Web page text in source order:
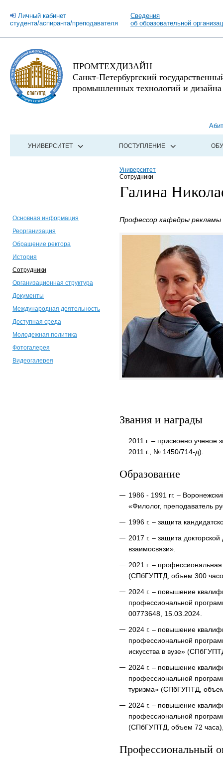
Личный кабинет
студента/аспиранта/преподавателя
Сведения
об образовательной
ПРОМТЕХДИЗАЙН
Санкт-Петербургский
промышленных технологий и дизайна
УНИВЕРСИТЕТ ПОСТУПЛЕНИЕ
Университет
Сотрудники
Галина
Основная информация
Реорганизация
Обращение ректора
История
Сотрудники
Организационная структура
Документы
Международная деятельность
Доступная среда
Молодежная политика
Фотогалерея
Видеогалерея
Профессор кафедры рекламы
Звания и награды
2011 г. – присвоено
2011 г., № 1450/714-д).
Образование
1986 - 1991 гг. –
«Филолог, преподаватель
1996 г. – защита
2017 г. – защита
взаимосвязи».
2021 г. –
(СПбГУПТД, объем 300
2024 г. – повышение
профессиональной
00773648, 15.03.2024.
2024 г. – повышение
профессиональной
искусства в вузе»
2024 г. – повышение
профессиональной
туризма» (СПбГУПТД,
2024 г. – повышение
профессиональной
(СПбГУПТД, объем 72
Профессиональный